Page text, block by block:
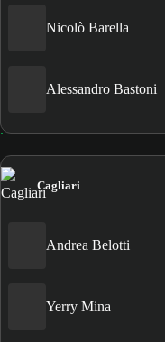
Nicolò Barella
Alessandro Bastoni
Cagliari
Andrea Belotti
Yerry Mina